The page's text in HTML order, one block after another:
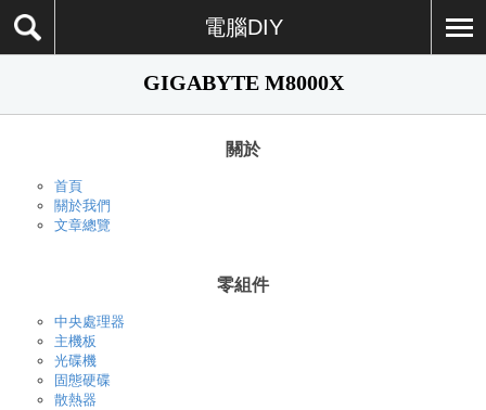
電腦DIY
GIGABYTE M8000X
關於
首頁
關於我們
文章總覽
零組件
中央處理器
主機板
光碟機
固態硬碟
散熱器